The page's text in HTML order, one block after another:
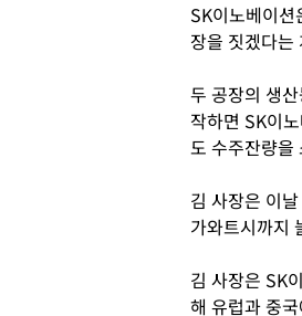
SK이노베이
장을 짓겠다는
두 공장의 생
작하면 SK이
도 수주잔량을
김 사장은 이
가와트시까지
김 사장은 SK
해 유럽과 중